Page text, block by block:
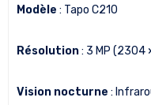
Modèle : Tapo C210
Résolution: 3 MP (2304
Vision nocturne :